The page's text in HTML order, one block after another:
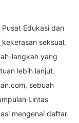
Edukasi dan
seksual,
langkah yang
lebih lanjut.
sebuah
Lintas
mengenai daftar